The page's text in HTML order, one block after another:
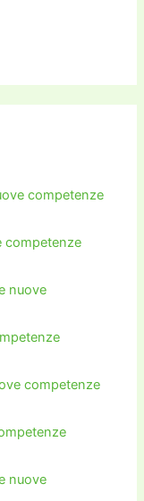
competenze
competenze
nuove
competenze
nuove